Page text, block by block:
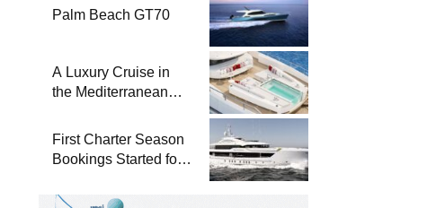
Palm Beach GT70
A Luxury Cruise in
the Mediterranean
Yachts 47 Meter
Superyacht Acqua
First Charter Season
Bookings Started for
Meter Superyacht